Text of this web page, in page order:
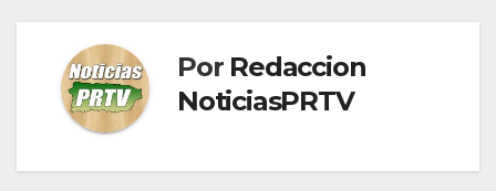
Por Redaccion
NoticiasPRTV